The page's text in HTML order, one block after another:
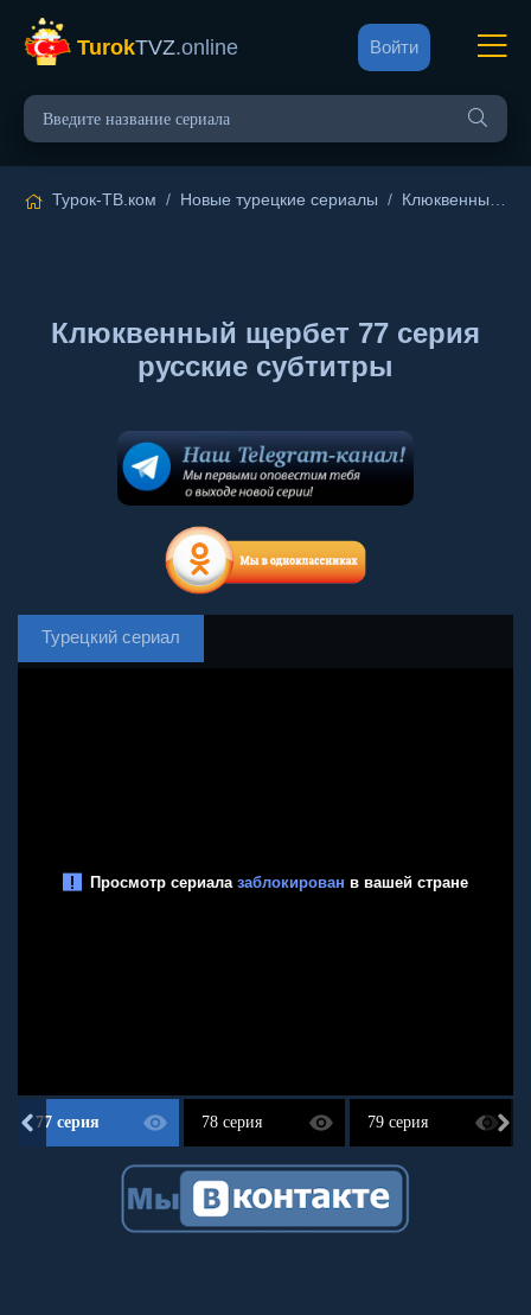
TurokTVZ.online Войти
Турок-ТВ.ком / Новые турецкие сериалы / Клюквенный щербет
Клюквенный щербет 77 серия
русские субтитры
Турецкий сериал
77 серия 78 серия 79 серия